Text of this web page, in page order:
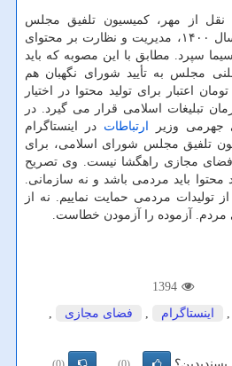
از مهر، کمیسیون تلفیق مجلس
شورای اسلامی در بودجه سال ۱۴۰۰، مدیریت و نظارت بر محتوای
سپرد. مطابق با این مصوبه که باید
مجلس به تأیید شورای نگهبان هم
میلیارد تومان اعتبار برای تولید محتوا در اختیار
تبلیغات اسلامی قرار می گیرد. در
جهرمی وزیر
ارتباطات در اینستاگرام
تلفیق مجلس شورای اسلامی، برای
فضای مجازی راهگشا نیست. وی تصریح
محتوا باید مردمی باشد و نه سازمانی.
تولیدات مردمی حمایت نماییم. نه از
مردم. آزموده را آزمودن خطاست.
1394
, اینستاگرام , فضای مجازی
,